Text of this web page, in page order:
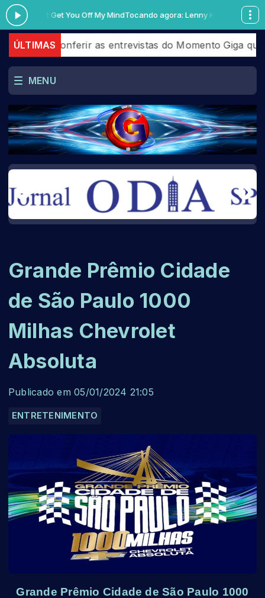
Can't Get You Off My MindTocando agora: Lenny Kravitz - Can't Get
ÚLTIMAS
conferir as entrevistas do Momento Giga que
MENU
Grande Prêmio Cidade
de São Paulo 1000
Milhas Chevrolet
Absoluta
Publicado em 05/01/2024 21:05
ENTRETENIMENTO
Grande Prêmio Cidade de São Paulo 1000